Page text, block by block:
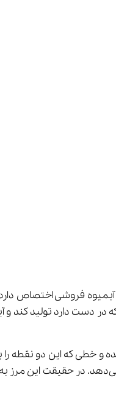
فروشی اختصاص
که در طول روز می‌تواند چند بستنی با توجه به